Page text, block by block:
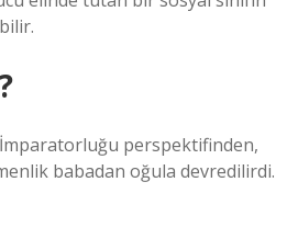
İmparatorluğu perspektifinden,
babadan oğula devredilirdi.